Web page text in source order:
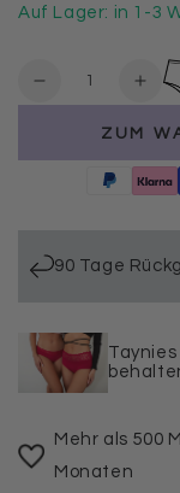
Auf Lager: in 1-3
Verringere
Menge
für
Taynie
für
3er
ZUM
90 Tage
Mehr als 500
Monaten